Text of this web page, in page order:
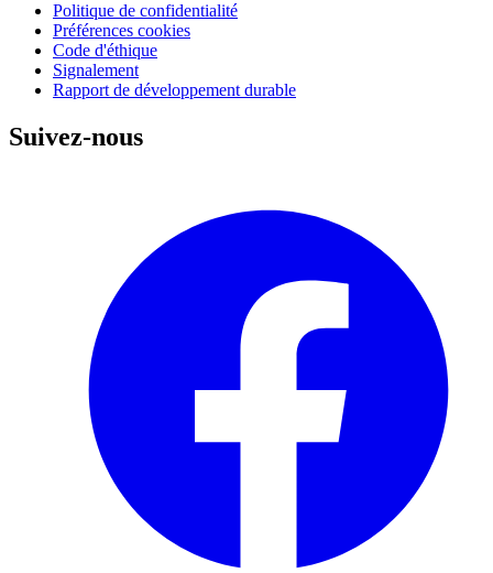
Politique de confidentialité
Préférences cookies
Code d'éthique
Signalement
Rapport de développement durable
Suivez-nous